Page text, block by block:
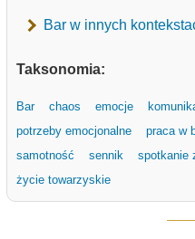
Bar w innych
Taksonomia:
Bar chaos emocje
potrzeby emocjonalne
praca w
samotność
sennik spotkanie
życie towarzyskie